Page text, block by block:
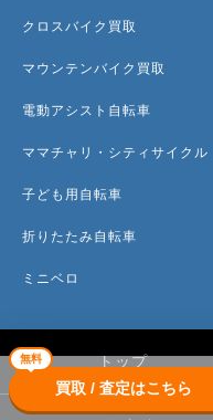
無料
買取 / 査定はこちら
クロスバイク買取
マウンテンバイク買取
電動アシスト自転車
ママチャリ・シティサイクル
子ども用自転車
折りたたみ自転車
ミニベロ
トップ